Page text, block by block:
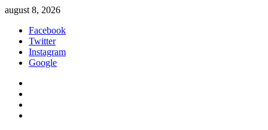
Sari
conținut
august 8, 2026
Facebook
Twitter
Instagram
Google